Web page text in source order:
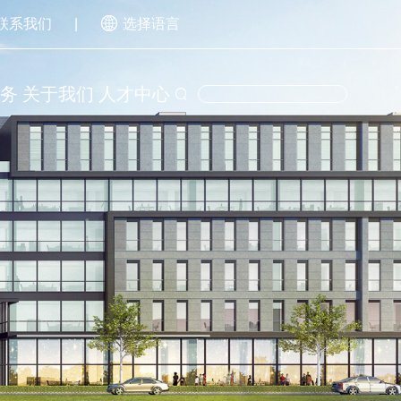
系我们 选择语言
关于我们 人才中心